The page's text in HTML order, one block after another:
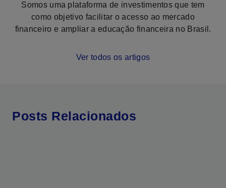
Somos uma plataforma de investimentos que tem
como objetivo facilitar o acesso ao mercado
financeiro e ampliar a educação financeira no Brasil.
Ver todos os artigos
Posts Relacionados